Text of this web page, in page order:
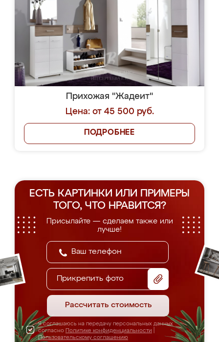
Прихожая "Жадеит"
Цена: от 45 500 руб.
ПОДРОБНЕЕ
ЕСТЬ КАРТИНКИ ИЛИ ПРИМЕРЫ
ТОГО, ЧТО НРАВИТСЯ?
Присылайте — сделаем также или
лучше!
Прикрепить фото
Рассчитать стоимость
Я соглашаюсь на передачу персональных данных
согласно Политике конфиденциальности
Пользовательскому соглашению